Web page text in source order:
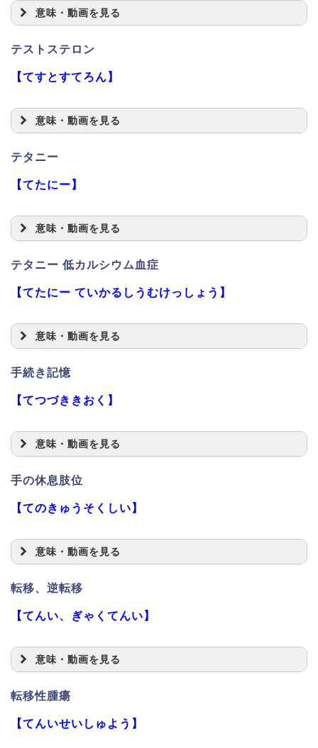
意味・動画を見る
テストステロン
【てすとすてろん】
意味・動画を見る
テタニー
【てたにー】
意味・動画を見る
テタニー 低カルシウム血症
【てたにー ていかるしうむけっしょう】
意味・動画を見る
手続き記憶
【てつづききおく】
意味・動画を見る
手の休息肢位
【てのきゅうそくしい】
意味・動画を見る
転移、逆転移
【てんい、ぎゃくてんい】
意味・動画を見る
転移性腫瘍
【てんいせいしゅよう】